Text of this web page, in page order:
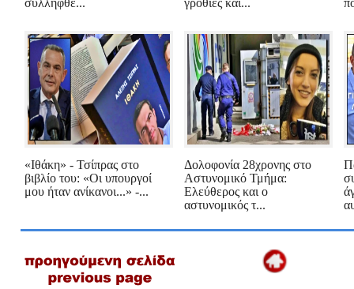
συλληφθέ...
γροθιές και...
«Ιθάκη» - Τσίπρας στο
βιβλίο του: «Οι υπουργοί
μου ήταν ανίκανοι...» -...
Δολοφονία 28χρονης στο
Αστυνομικό Τμήμα:
Ελεύθερος και ο
αστυνομικός τ...